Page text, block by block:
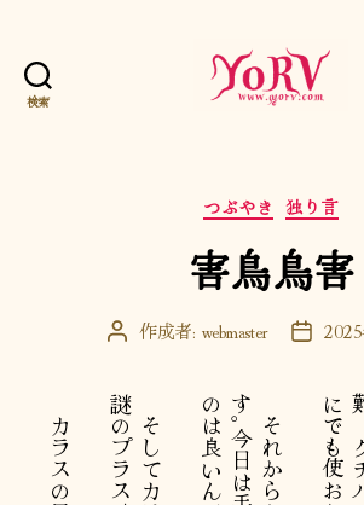
検索
カ
テ
ゴ
リ
つぶやき 独り言
害鳥鳥害
投 作成者: webmaster
投